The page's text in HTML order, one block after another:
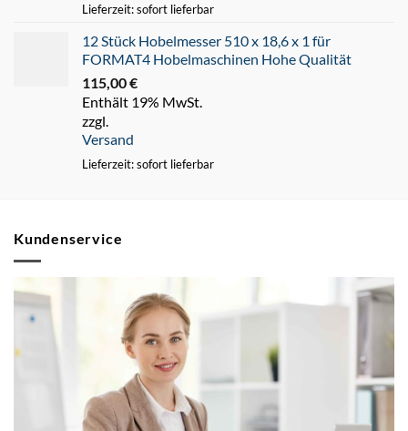
Lieferzeit: sofort lieferbar
12 Stück Hobelmesser 510 x 18,6 x 1 für
FORMAT4 Hobelmaschinen Hohe Qualität
115,00€
Enthält 19% MwSt.
zzgl.
Versand
Lieferzeit: sofort lieferbar
Kundenservice